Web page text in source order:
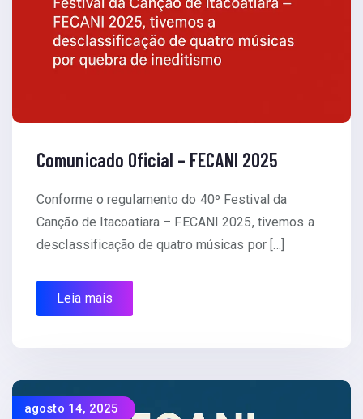
Comunicado Oficial – FECANI 2025
Conforme o regulamento do 40º Festival da
Canção de Itacoatiara – FECANI 2025, tivemos a
desclassificação de quatro músicas por […]
Leia mais
agosto 14, 2025